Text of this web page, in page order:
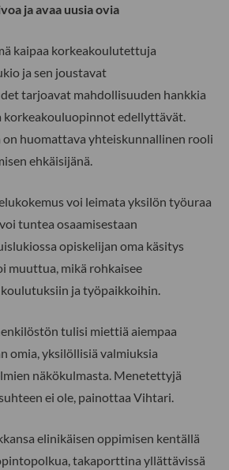
ja avaa uusia ovia
kaipaa korkeakoulutettuja
ja sen joustavat
tarjoavat mahdollisuuden hankkia
korkeakouluopinnot edellyttävät.
on huomattava yhteiskunnallinen rooli
ehkäisijänä.
voi leimata yksilön työuraa
tuntea osaamisestaan
opiskelijan oma käsitys
muuttua, mikä rohkaisee
ja työpaikkoihin.
tulisi miettiä aiempaa
omia, yksilöllisiä valmiuksia
näkökulmasta. Menetettyjä
ei ole, painottaa Vihtari.
elinikäisen oppimisen kentällä
takaporttina yllättävissä